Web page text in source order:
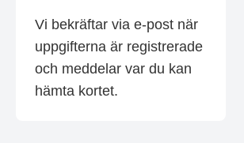
Vi bekräftar via e-post när
uppgifterna är registrerade
och meddelar var du kan
hämta kortet.